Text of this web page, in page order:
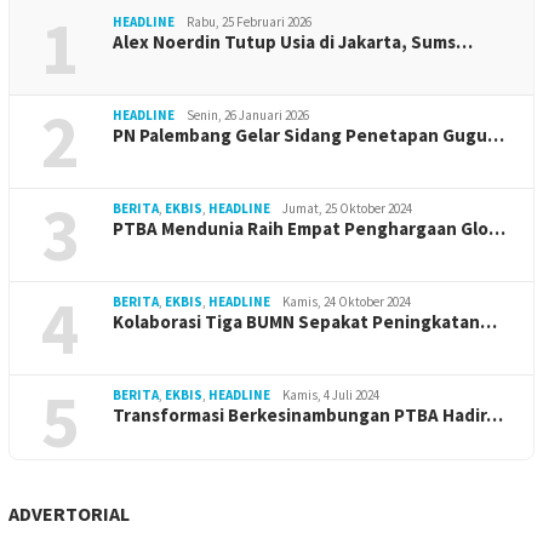
1 HEADLINE Rabu, 25 Februari 2026
Alex Noerdin Tutup Usia di Jakarta, Sums…
2 HEADLINE Senin, 26 Januari 2026
PN Palembang Gelar Sidang Penetapan Gugu…
3 BERITA EKBIS HEADLINE Jumat, 25 Oktober 2024
PTBA Mendunia Raih Empat Penghargaan Glo…
4 BERITA EKBIS HEADLINE Kamis, 24 Oktober 2024
Kolaborasi Tiga BUMN Sepakat Peningkatan…
5 BERITA EKBIS HEADLINE Kamis, 4 Juli 2024
Transformasi Berkesinambungan PTBA Hadir…
ADVERTORIAL